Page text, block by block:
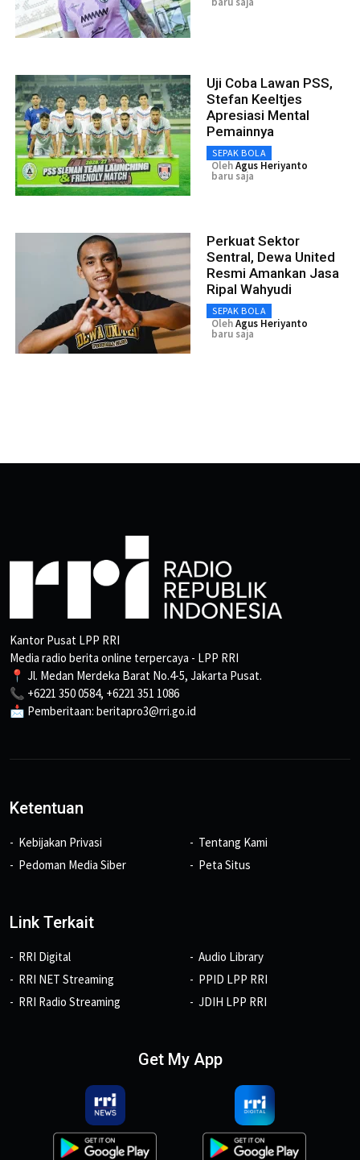
Uji Coba Lawan PSS,
Stefan Keeltjes
Apresiasi Mental
Pemainnya
SEPAK BOLA
OlehAgus Heriyanto
baru saja
Perkuat Sektor
Sentral, Dewa United
Resmi Amankan Jasa
Ripal Wahyudi
SEPAK BOLA
OlehAgus Heriyanto
baru saja
Kantor Pusat LPP RRI
Media radio berita online terpercaya - LPP RRI
📍 Jl. Medan Merdeka Barat No.4-5, Jakarta Pusat.
📞 +6221 350 0584, +6221 351 1086
📩 Pemberitaan: beritapro3@rri.go.id
Ketentuan
Kebijakan Privasi
Pedoman Media Siber
Tentang Kami
Peta Situs
Link Terkait
RRI Digital
RRI NET Streaming
RRI Radio Streaming
Audio Library
PPID LPP RRI
JDIH LPP RRI
Get My App